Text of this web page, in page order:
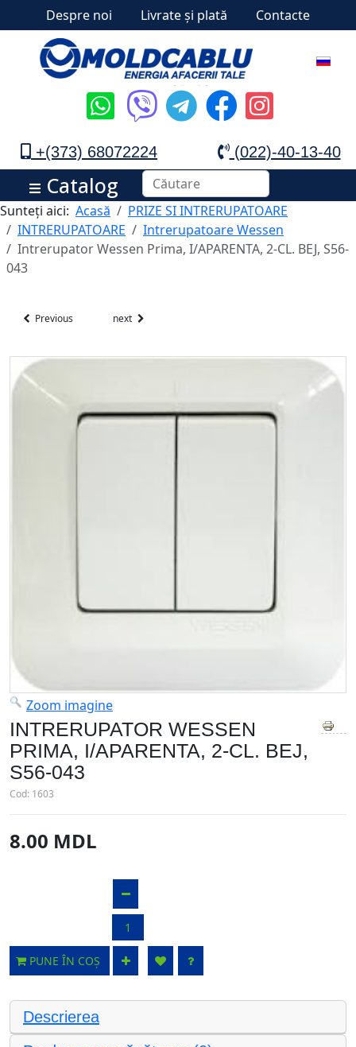
Despre noi Livrate și plată Contacte
+(373) 68072224 (022)-40-13-40
Catalog
Sunteți aici: Acasă
PRIZE SI INTRERUPATOARE
INTRERUPATOARE
Intrerupatoare Wessen
Intrerupator Wessen Prima, I/APARENTA, 2-CL. BEJ, S56-
043
Previous next
Zoom imagine
INTRERUPATOR WESSEN
PRIMA, I/APARENTA, 2-CL. BEJ,
S56-043
Cod: 1603
8.00 MDL
PUNE ÎN COȘ
Descrierea